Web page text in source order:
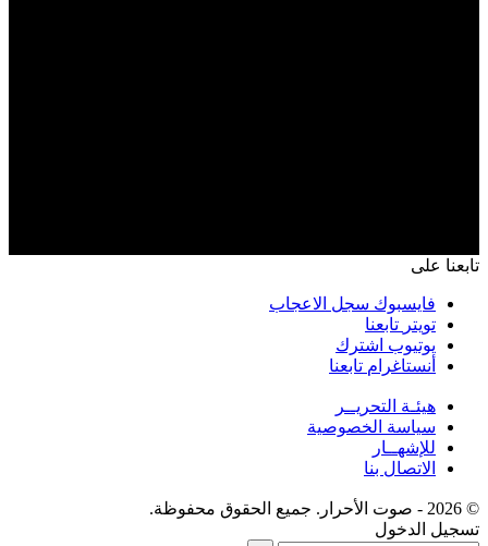
تابعنا على
فايسبوك سجل الاعجاب
تويتر تابعنا
يوتيوب اشترك
أنستاغرام تابعنا
هيئـة التحريــر
سياسة الخصوصية
للإشهــار
الاتصال بنا
© 2026 - صوت الأحرار. جميع الحقوق محفوظة.
تسجيل الدخول